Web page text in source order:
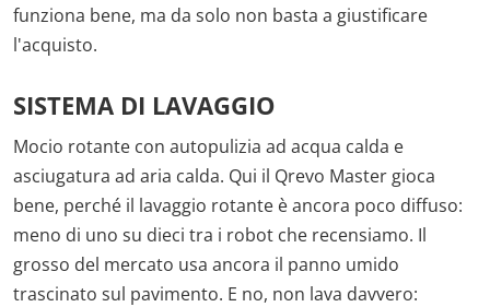
funziona bene, ma da solo non basta a giustificare
l'acquisto.
SISTEMA DI LAVAGGIO
Mocio rotante con autopulizia ad acqua calda e
asciugatura ad aria calda. Qui il Qrevo Master gioca
bene, perché il lavaggio rotante è ancora poco diffuso:
meno di uno su dieci tra i robot che recensiamo. Il
grosso del mercato usa ancora il panno umido
trascinato sul pavimento. E no, non lava davvero: